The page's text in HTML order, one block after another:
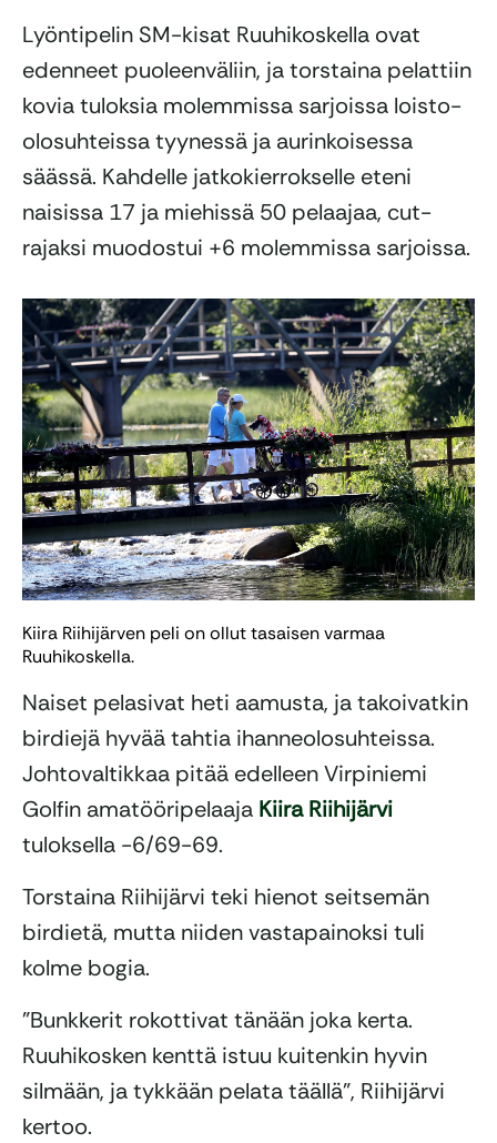
Lyöntipelin SM-kisat Ruuhikoskella ovat
edenneet puoleenväliin, ja torstaina pelattiin
kovia tuloksia molemmissa sarjoissa loisto-
olosuhteissa tyynessä ja aurinkoisessa
säässä. Kahdelle jatkokierrokselle eteni
naisissa 17 ja miehissä 50 pelaajaa, cut-
rajaksi muodostui +6 molemmissa sarjoissa.
Kiira Riihijärven peli on ollut tasaisen varmaa
Ruuhikoskella.
Naiset pelasivat heti aamusta, ja takoivatkin
birdiejä hyvää tahtia ihanneolosuhteissa.
Johtovaltikkaa pitää edelleen Virpiniemi
Golfin amatööripelaaja Kiira Riihijärvi
tuloksella -6/69-69.
Torstaina Riihijärvi teki hienot seitsemän
birdietä, mutta niiden vastapainoksi tuli
kolme bogia.
”Bunkkerit rokottivat tänään joka kerta.
Ruuhikosken kenttä istuu kuitenkin hyvin
silmään, ja tykkään pelata täällä”, Riihijärvi
kertoo.